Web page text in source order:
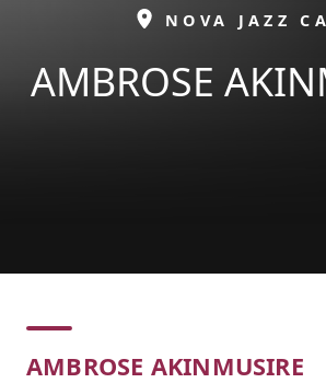
ESPAI
NOVA JAZZ
AMBROSE
Concert
AMBROSE AKINMUSIRE